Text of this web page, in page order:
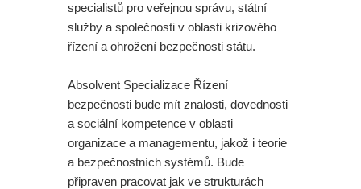
specialistů pro veřejnou správu, státní
služby a společnosti v oblasti krizového
řízení a ohrožení bezpečnosti státu.
Absolvent Specializace Řízení
bezpečnosti bude mít znalosti, dovednosti
a sociální kompetence v oblasti
organizace a managementu, jakož i teorie
a bezpečnostních systémů. Bude
připraven pracovat jak ve strukturách